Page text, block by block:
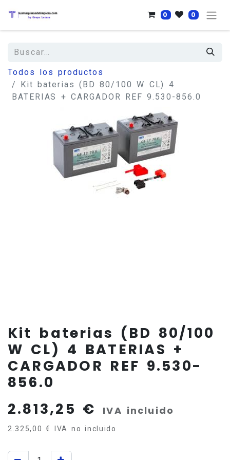
0 0
Todos los productos
Kit baterias (BD 80/100 W CL) 4
BATERIAS + CARGADOR REF 9.530-856.0
Kit baterias (BD 80/100
W CL) 4 BATERIAS +
CARGADOR REF 9.530-
856.0
2.813,25 € IVA incluido
2.325,00 € IVA no incluido